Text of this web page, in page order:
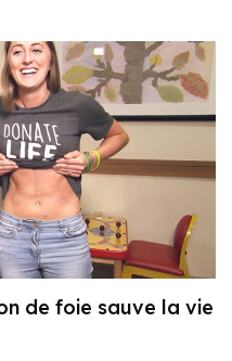
de foie sauve la vie